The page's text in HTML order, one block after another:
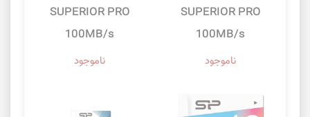
SUPERIOR PRO
100MB/s
ناموجود
SUPERIOR PRO
100MB/s
ناموجود